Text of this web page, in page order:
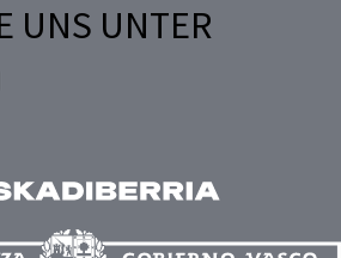
UNS UNTER